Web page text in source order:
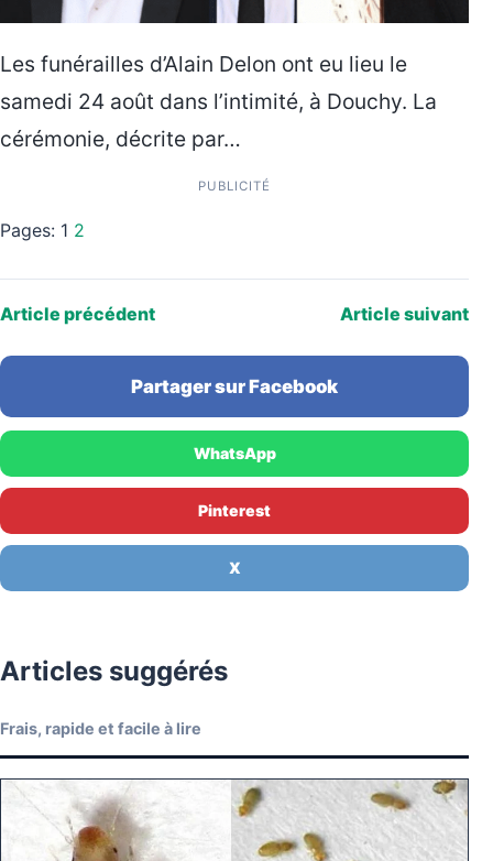
Les funérailles d’Alain Delon ont eu lieu le
samedi 24 août dans l’intimité, à Douchy. La
cérémonie, décrite par…
PUBLICITÉ
Pages: 1 2
Article précédent Article suivant
Partager sur Facebook
WhatsApp
Pinterest
X
Articles suggérés
Frais, rapide et facile à lire